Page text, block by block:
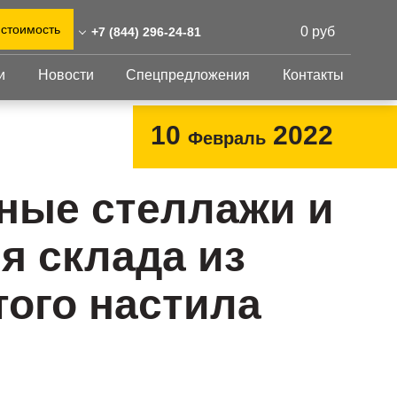
+7 (844) 296-24-81
296-24-81
улица, 10
и склад: Калужская
район Боровский,
парк "Ворсино",
0 руб
Изделия из
перфорированных
листов
Крепеж
Просечно-
настил
Металлоконструкция
Готовая продукция
Новости Спецпредложения Контакты
10 Февраль 2022
стеллажи и
склада из
настила